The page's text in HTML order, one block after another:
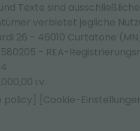
Texte sind
verbietet jegliche
26 - 46010 Curtatone
- REA-
i.v.
policy] [Cookie-